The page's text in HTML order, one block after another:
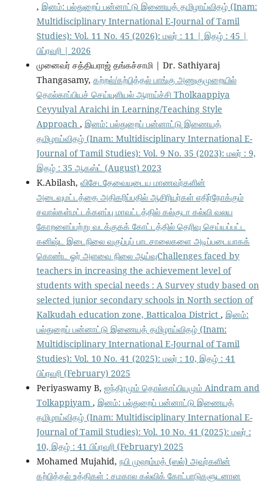
, இனம்: பல்துறைப் பன்னாட்டு இணையத் தமிழாய்விதழ் (Inam:
Multidisciplinary International E-Journal of Tamil
Studies): Vol. 11 No. 45 (2026): மலர் : 11 | இதழ் : 45 |
பிப்ரவரி | 2026
முனைவர் சத்தியராஜ் தங்கச்சாமி | Dr. Sathiyaraj
Thangasamy, கற்றல்/கற்பித்தல் பாங்கு அணுகுமுறையில்
தொல்காப்பியச் செய்யுளியல் ஆராய்ச்சி Tholkaappiya
Ceyyulyal Araichi in Learning/Teaching Style
Approach , இனம்: பல்துறைப் பன்னாட்டு இணையத்
தமிழாய்விதழ் (Inam: Multidisciplinary International E-
Journal of Tamil Studies): Vol. 9 No. 35 (2023): மலர் : 9,
இதழ் : 35 ஆகஸ்ட் (August) 2023
K.Abilash, விசேடதேவையுடைய மாணவர்களின்
அடைவுமட்டத்தை அதிகரிப்பதில் ஆசிரியர்கள் எதிர்நோக்கும்
சவால்கள்மட்டக்களப்பு மாவட்டத்தில் கல்குடா கல்வி வலய
கோறளைப்பற்று வடக்குகக் கோட்டத்தில் தெரிவு செய்யப்பட்ட
கனிஷ்ட இடைநிலை வகுப்புப் பாடசாலைகளை அடிப்படையாகக்
கொண்ட ஓர் அளவை நிலை ஆய்வுChallenges faced by
teachers in increasing the achievement level of
students with special needs : A Survey study based on
selected junior secondary schools in North section of
Kalkudah education zone, Batticaloa District , இனம்:
பல்துறைப் பன்னாட்டு இணையத் தமிழாய்விதழ் (Inam:
Multidisciplinary International E-Journal of Tamil
Studies): Vol. 10 No. 41 (2025): மலர் : 10, இதழ் : 41
பிப்ரவரி (February) 2025
Periyaswamy B, ஐந்திரமும் தொல்காப்பியமும் Aindram and
Tolkappiyam , இனம்: பல்துறைப் பன்னாட்டு இணையத்
தமிழாய்விதழ் (Inam: Multidisciplinary International E-
Journal of Tamil Studies): Vol. 10 No. 41 (2025): மலர் :
10, இதழ் : 41 பிப்ரவரி (February) 2025
Mohamed Mujahid, நபி முஹம்மத் (ஸல்) அவர்களின்
கற்பித்தல் உத்திகள் : சமகால கல்விக் கோட்பாடுகளுடனான